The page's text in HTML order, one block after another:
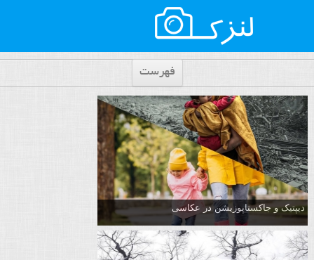
فهرست
دیپتیک و جاکستا‌پوزیشن در عکاسی